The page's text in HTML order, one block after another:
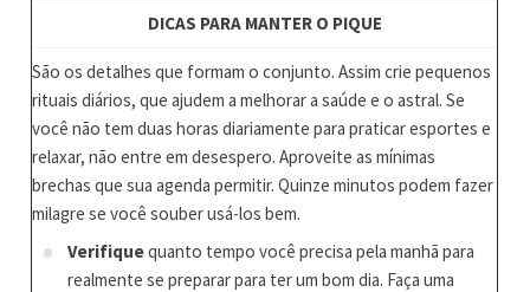
DICAS PARA MANTER O PIQUE
São os detalhes que formam o conjunto. Assim crie pequenos
rituais diários, que ajudem a melhorar a saúde e o astral. Se
você não tem duas horas diariamente para praticar esportes e
relaxar, não entre em desespero. Aproveite as mínimas
brechas que sua agenda permitir. Quinze minutos podem fazer
milagre se você souber usá-los bem.
Verifiquequanto tempo você precisa pela manhã para
realmente se preparar para ter um bom dia. Faça uma